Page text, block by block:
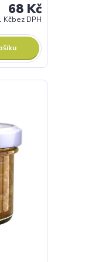
68 Kč
Kčbez DPH